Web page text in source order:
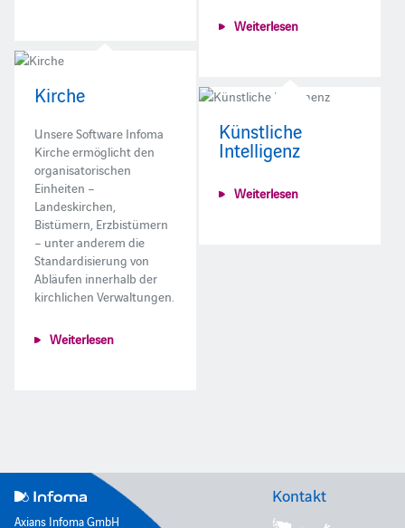
Weiterlesen
Kirche
Unsere Software Infoma
Kirche ermöglicht den
organisatorischen
Einheiten –
Landeskirchen,
Bistümern, Erzbistümern
– unter anderem die
Standardisierung von
Abläufen innerhalb der
kirchlichen Verwaltungen.
Weiterlesen
Künstliche
Intelligenz
Weiterlesen
Axians Infoma GmbH
Kontakt